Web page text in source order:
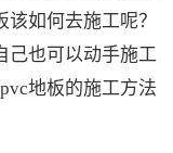
如何去施工呢？
己也可以动手施工
地板的施工方法